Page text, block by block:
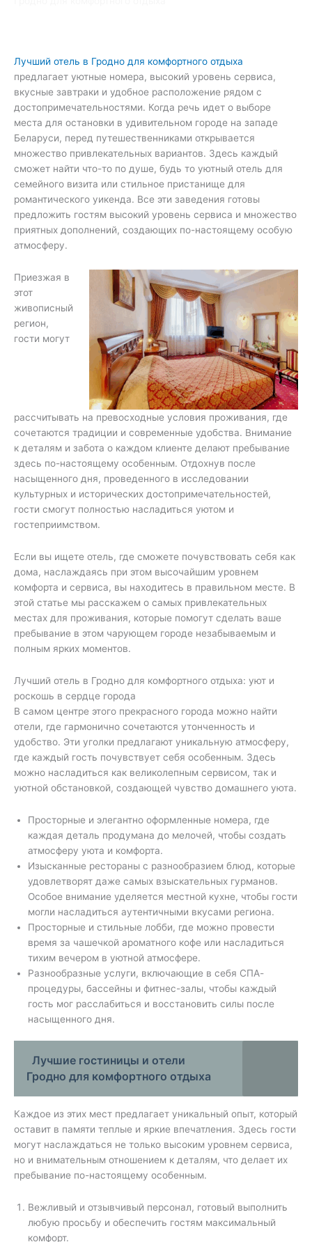
Лучший отель в Гродно для комфортного отдыха
предлагает уютные номера, высокий уровень сервиса,
вкусные завтраки и удобное расположение рядом с
достопримечательностями. Когда речь идет о выборе
места для остановки в удивительном городе на западе
Беларуси, перед путешественниками открывается
множество привлекательных вариантов. Здесь каждый
сможет найти что-то по душе, будь то уютный отель для
семейного визита или стильное пристанище для
романтического уикенда. Все эти заведения готовы
предложить гостям высокий уровень сервиса и множество
приятных дополнений, создающих по-настоящему особую
атмосферу.
Приезжая в
этот
живописный
регион,
гости могут
рассчитывать на превосходные условия проживания, где
сочетаются традиции и современные удобства. Внимание
к деталям и забота о каждом клиенте делают пребывание
здесь по-настоящему особенным. Отдохнув после
насыщенного дня, проведенного в исследовании
культурных и исторических достопримечательностей,
гости смогут полностью насладиться уютом и
гостеприимством.
Если вы ищете отель, где сможете почувствовать себя как
дома, наслаждаясь при этом высочайшим уровнем
комфорта и сервиса, вы находитесь в правильном месте. В
этой статье мы расскажем о самых привлекательных
местах для проживания, которые помогут сделать ваше
пребывание в этом чарующем городе незабываемым и
полным ярких моментов.
Лучший отель в Гродно для комфортного отдыха: уют и
роскошь в сердце города
В самом центре этого прекрасного города можно найти
отели, где гармонично сочетаются утонченность и
удобство. Эти уголки предлагают уникальную атмосферу,
где каждый гость почувствует себя особенным. Здесь
можно насладиться как великолепным сервисом, так и
уютной обстановкой, создающей чувство домашнего уюта.
Просторные и элегантно оформленные номера, где
каждая деталь продумана до мелочей, чтобы создать
атмосферу уюта и комфорта.
Изысканные рестораны с разнообразием блюд, которые
удовлетворят даже самых взыскательных гурманов.
Особое внимание уделяется местной кухне, чтобы гости
могли насладиться аутентичными вкусами региона.
Просторные и стильные лобби, где можно провести
время за чашечкой ароматного кофе или насладиться
тихим вечером в уютной атмосфере.
Разнообразные услуги, включающие в себя СПА-
процедуры, бассейны и фитнес-залы, чтобы каждый
гость мог расслабиться и восстановить силы после
насыщенного дня.
Лучшие гостиницы и отели
Гродно для комфортного отдыха
Каждое из этих мест предлагает уникальный опыт, который
оставит в памяти теплые и яркие впечатления. Здесь гости
могут наслаждаться не только высоким уровнем сервиса,
но и внимательным отношением к деталям, что делает их
пребывание по-настоящему особенным.
Вежливый и отзывчивый персонал, готовый выполнить
любую просьбу и обеспечить гостям максимальный
комфорт.